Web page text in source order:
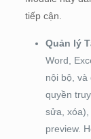
tiếp cận.
Quản lý
Word,
nội bộ, và
quyền
sửa, xóa),
preview.